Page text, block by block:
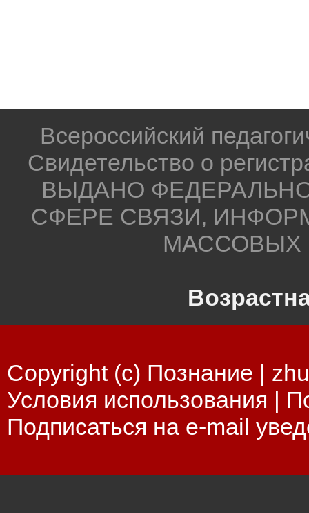
Всероссийский
Свидетельство о
ВЫДАНО
СФЕРЕ СВЯЗИ,
МАССОВЫХ
Copyright (c) Познание |
Условия использования |
Подписаться на e-mail